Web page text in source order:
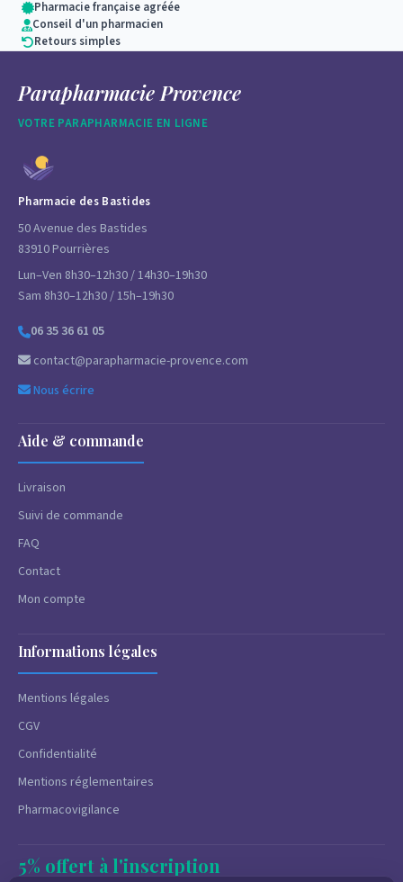
Pharmacie française agréée
Conseil d'un pharmacien
Retours simples
Parapharmacie Provence
VOTRE PARAPHARMACIE EN LIGNE
Pharmacie des Bastides
50 Avenue des Bastides
83910 Pourrières
Lun–Ven 8h30–12h30 / 14h30–19h30
Sam 8h30–12h30 / 15h–19h30
06 35 36 61 05
contact@parapharmacie-provence.com
Nous écrire
Aide & commande
Livraison
Suivi de commande
FAQ
Contact
Mon compte
Informations légales
Mentions légales
CGV
Confidentialité
Mentions réglementaires
Pharmacovigilance
5% offert à l'inscription